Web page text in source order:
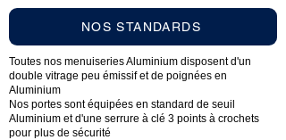
NOS STANDARDS
Toutes nos menuiseries Aluminium disposent d'un
double vitrage peu émissif et de poignées en
Aluminium
Nos portes sont équipées en standard de seuil
Aluminium et d'une serrure à clé 3 points à crochets
pour plus de sécurité